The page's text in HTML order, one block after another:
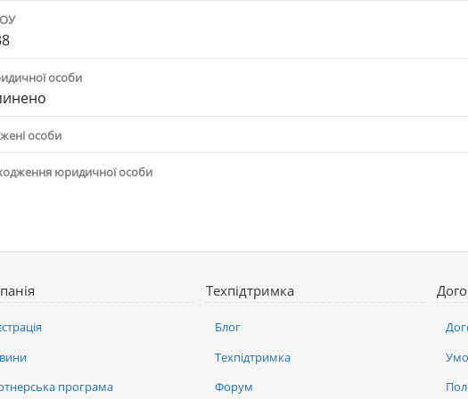
особи
особи
юридичної особи
програма
Техпідтримка
Блог
Техпідтримка
Форум